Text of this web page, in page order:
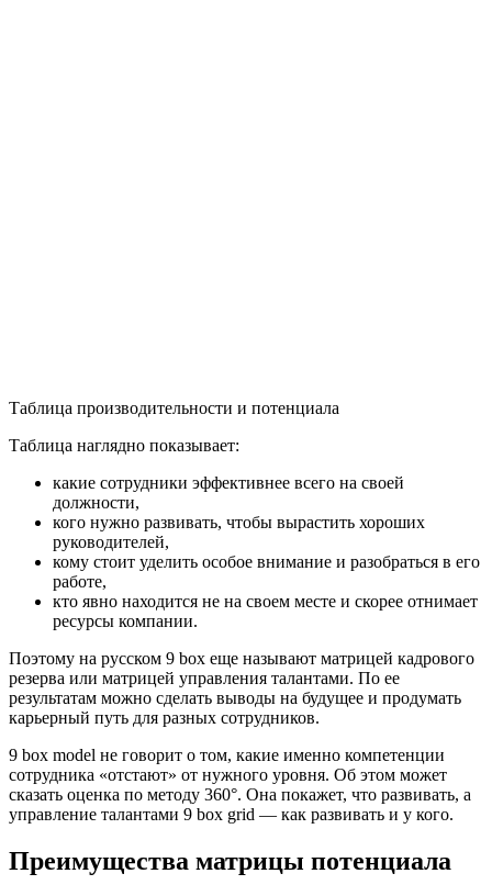
Таблица производительности и потенциала
Таблица наглядно показывает:
какие сотрудники эффективнее всего на своей
должности,
кого нужно развивать, чтобы вырастить хороших
руководителей,
кому стоит уделить особое внимание и разобраться в его
работе,
кто явно находится не на своем месте и скорее отнимает
ресурсы компании.
Поэтому на русском 9 box еще называют матрицей кадрового
резерва или матрицей управления талантами. По ее
результатам можно сделать выводы на будущее и продумать
карьерный путь для разных сотрудников.
9 box model не говорит о том, какие именно компетенции
сотрудника «отстают» от нужного уровня. Об этом может
сказать оценка по методу 360°. Она покажет, что развивать, а
управление талантами 9 box grid — как развивать и у кого.
Преимущества матрицы потенциала